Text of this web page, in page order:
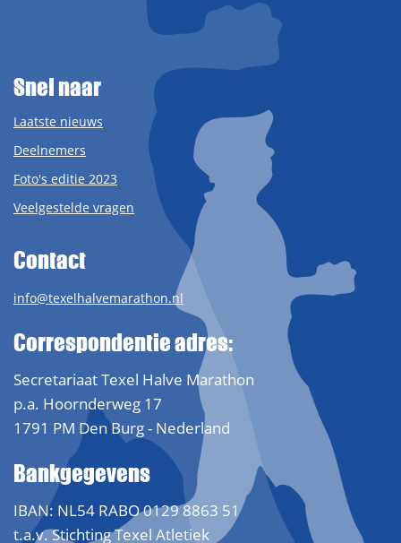
Snel naar
Laatste nieuws
Deelnemers
Foto's editie 2023
Veelgestelde vragen
Contact
info@texelhalvemarathon.nl
Correspondentie adres:
Secretariaat Texel Halve Marathon
p.a. Hoornderweg 17
1791 PM Den Burg - Nederland
Bankgegevens
IBAN: NL54 RABO 0129 8863 51
t.a.v. Stichting Texel Atletiek